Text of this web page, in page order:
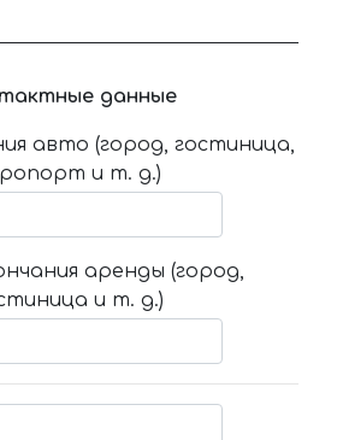
данные
авто (город, гостиница,
и т. д.)
аренды (город,
и т. д.)